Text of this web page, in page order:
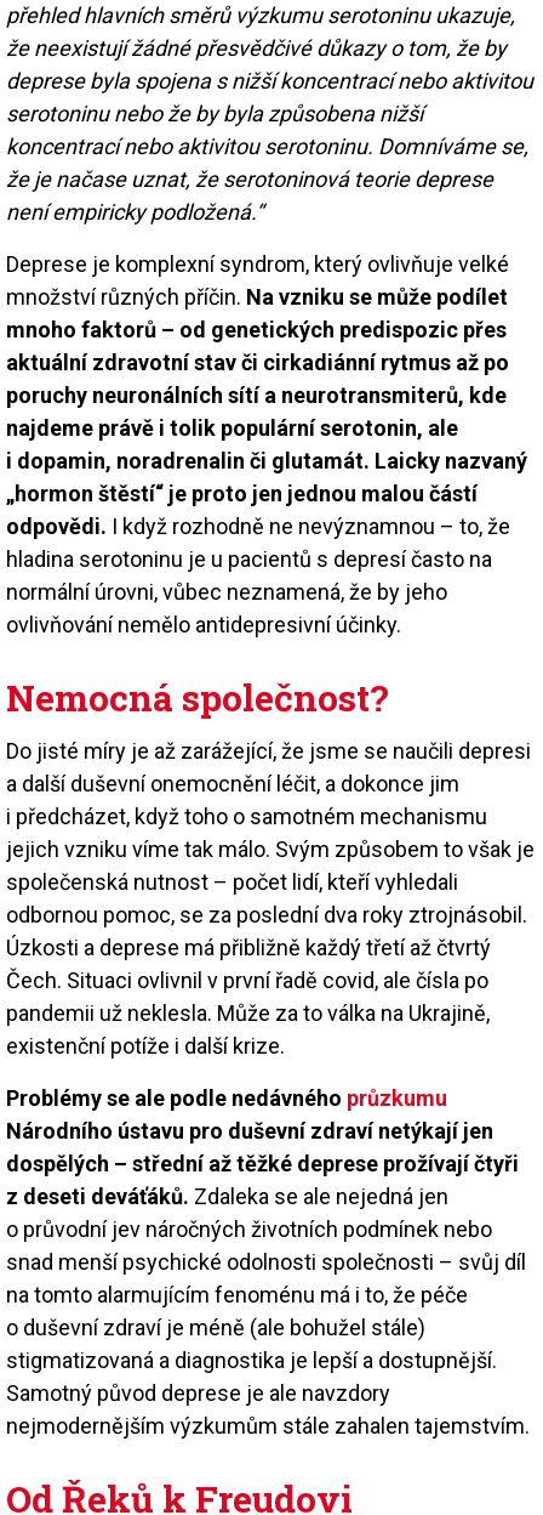
přehled hlavních směrů výzkumu serotoninu ukazuje,
že neexistují žádné přesvědčivé důkazy o tom, že by
deprese byla spojena s nižší koncentrací nebo aktivitou
serotoninu nebo že by byla způsobena nižší
koncentrací nebo aktivitou serotoninu. Domníváme se,
že je načase uznat, že serotoninová teorie deprese
není empiricky podložená.“
Deprese je komplexní syndrom, který ovlivňuje velké
množství různých příčin. Na vzniku se může podílet
mnoho faktorů – od genetických predispozic přes
aktuální zdravotní stav či cirkadiánní rytmus až po
poruchy neuronálních sítí a neurotransmiterů, kde
najdeme právě i tolik populární serotonin, ale
i dopamin, noradrenalin či glutamát. Laicky nazvaný
„hormon štěstí“ je proto jen jednou malou částí
odpovědi. I když rozhodně ne nevýznamnou – to, že
hladina serotoninu je u pacientů s depresí často na
normální úrovni, vůbec neznamená, že by jeho
ovlivňování nemělo antidepresivní účinky.
Nemocná společnost?
Do jisté míry je až zarážející, že jsme se naučili depresi
a další duševní onemocnění léčit, a dokonce jim
i předcházet, když toho o samotném mechanismu
jejich vzniku víme tak málo. Svým způsobem to však je
společenská nutnost – počet lidí, kteří vyhledali
odbornou pomoc, se za poslední dva roky ztrojnásobil.
Úzkosti a deprese má přibližně každý třetí až čtvrtý
Čech. Situaci ovlivnil v první řadě covid, ale čísla po
pandemii už neklesla. Může za to válka na Ukrajině,
existenční potíže i další krize.
Problémy se ale podle nedávného průzkumu
Národního ústavu pro duševní zdraví netýkají jen
dospělých – střední až těžké deprese prožívají čtyři
z deseti deváťáků. Zdaleka se ale nejedná jen
o průvodní jev náročných životních podmínek nebo
snad menší psychické odolnosti společnosti – svůj díl
na tomto alarmujícím fenoménu má i to, že péče
o duševní zdraví je méně (ale bohužel stále)
stigmatizovaná a diagnostika je lepší a dostupnější.
Samotný původ deprese je ale navzdory
nejmodernějším výzkumům stále zahalen tajemstvím.
Od Řeků k Freudovi